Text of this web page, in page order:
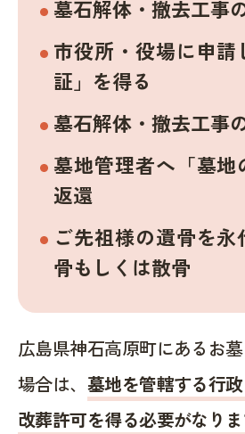
墓石解体・撤去工事
市役所・役場に申請
証」を得る
墓石解体・撤去工事
墓地管理者へ「墓地
返還
ご先祖様の遺骨を
骨もしくは散骨
広島県神石高原町にあるお
場合は、 墓地を管轄する行
改葬許可を得る必要がなり